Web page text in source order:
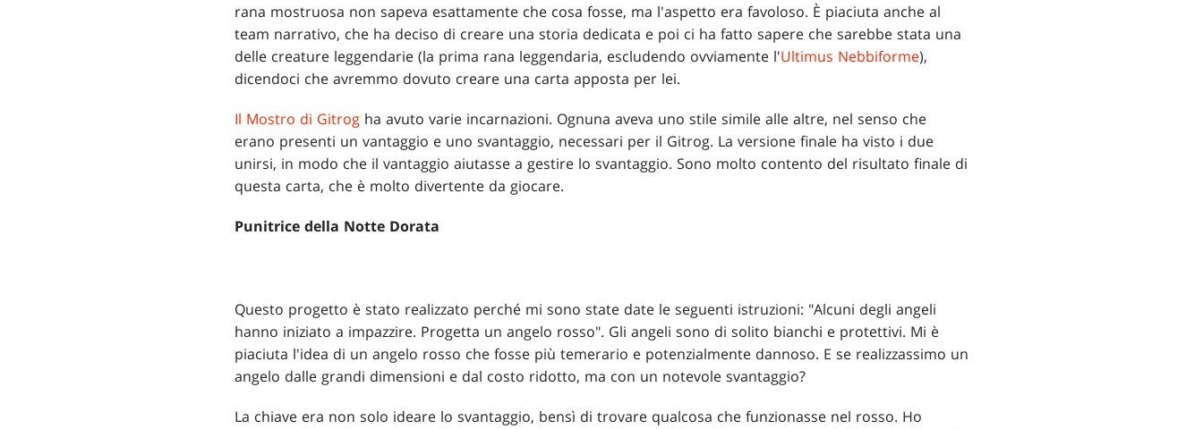
rana mostruosa non sapeva esattamente che cosa fosse, ma l'aspetto era favoloso. È piaciuta anche al
team narrativo, che ha deciso di creare una storia dedicata e poi ci ha fatto sapere che sarebbe stata una
delle creature leggendarie (la prima rana leggendaria, escludendo ovviamente l'Ultimus Nebbiforme),
dicendoci che avremmo dovuto creare una carta apposta per lei.
Il Mostro di Gitrog ha avuto varie incarnazioni. Ognuna aveva uno stile simile alle altre, nel senso che
erano presenti un vantaggio e uno svantaggio, necessari per il Gitrog. La versione finale ha visto i due
unirsi, in modo che il vantaggio aiutasse a gestire lo svantaggio. Sono molto contento del risultato finale di
questa carta, che è molto divertente da giocare.
Punitrice della Notte Dorata
Questo progetto è stato realizzato perché mi sono state date le seguenti istruzioni: "Alcuni degli angeli
hanno iniziato a impazzire. Progetta un angelo rosso". Gli angeli sono di solito bianchi e protettivi. Mi è
piaciuta l'idea di un angelo rosso che fosse più temerario e potenzialmente dannoso. E se realizzassimo un
angelo dalle grandi dimensioni e dal costo ridotto, ma con un notevole svantaggio?
La chiave era non solo ideare lo svantaggio, bensì di trovare qualcosa che funzionasse nel rosso. Ho